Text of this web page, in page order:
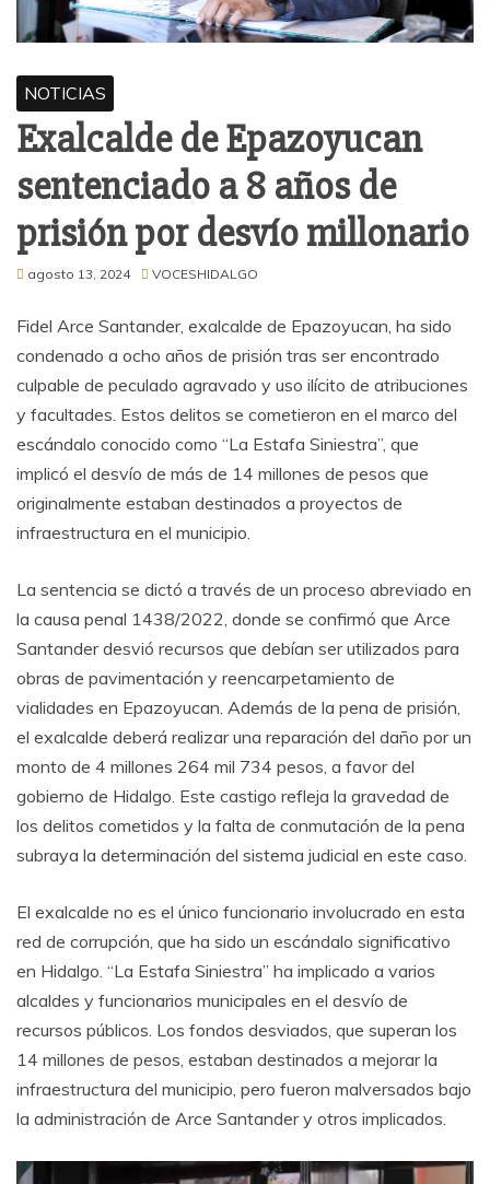
NOTICIAS
Exalcalde de Epazoyucan
sentenciado a 8 años de
prisión por desvío millonario
agosto 13, 2024 VOCESHIDALGO
Fidel Arce Santander, exalcalde de Epazoyucan, ha sido
condenado a ocho años de prisión tras ser encontrado
culpable de peculado agravado y uso ilícito de atribuciones
y facultades. Estos delitos se cometieron en el marco del
escándalo conocido como “La Estafa Siniestra”, que
implicó el desvío de más de 14 millones de pesos que
originalmente estaban destinados a proyectos de
infraestructura en el municipio.
La sentencia se dictó a través de un proceso abreviado en
la causa penal 1438/2022, donde se confirmó que Arce
Santander desvió recursos que debían ser utilizados para
obras de pavimentación y reencarpetamiento de
vialidades en Epazoyucan. Además de la pena de prisión,
el exalcalde deberá realizar una reparación del daño por un
monto de 4 millones 264 mil 734 pesos, a favor del
gobierno de Hidalgo. Este castigo refleja la gravedad de
los delitos cometidos y la falta de conmutación de la pena
subraya la determinación del sistema judicial en este caso.
El exalcalde no es el único funcionario involucrado en esta
red de corrupción, que ha sido un escándalo significativo
en Hidalgo. “La Estafa Siniestra” ha implicado a varios
alcaldes y funcionarios municipales en el desvío de
recursos públicos. Los fondos desviados, que superan los
14 millones de pesos, estaban destinados a mejorar la
infraestructura del municipio, pero fueron malversados bajo
la administración de Arce Santander y otros implicados.